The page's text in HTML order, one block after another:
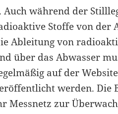
Auch während der
Stoffe von der
Ableitung von
über das Abwasser
auf der
werden. Die
Messnetz zur